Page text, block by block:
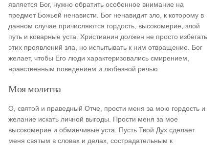
является Бог, нужно обратить особенное внимание на
предмет Божьей ненависти. Бог ненавидит зло, к которому в
данном случае причисляются гордость, высокомерие, злой
путь и коварные уста. Христианин должен не просто избегать
этих проявлений зла, но испытывать к ним отвращение. Бог
желает, чтобы Его люди характеризовались смирением,
нравственным поведением и любезной речью.
Моя молитва
О, святой и праведный Отче, прости меня за мою гордость и
желание искать личной выгоды. Прости меня за мое
высокомерие и обманчивые уста. Пусть Твой Дух сделает
меня святым в словах и делах, сострадательным к